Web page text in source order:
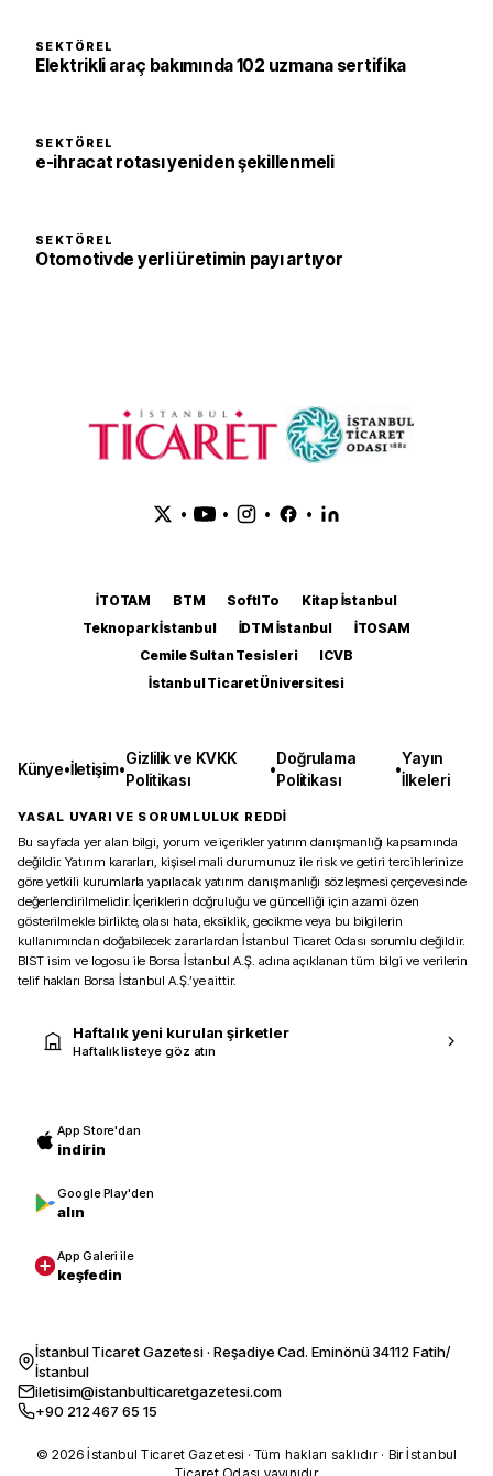
SEKTÖREL
Elektrikli araç bakımında 102 uzmana sertifika
SEKTÖREL
e-ihracat rotası yeniden şekillenmeli
SEKTÖREL
Otomotivde yerli üretimin payı artıyor
• • • •
İTOTAM BTM SoftITo
Kitap İstanbul
Teknopark İstanbul
İDTM İstanbul
İTOSAM
Cemile Sultan Tesisleri
ICVB
İstanbul Ticaret Üniversitesi
Künye•İletişim•
Gizlilik ve KVKK
Politikası
•
Doğrulama
Politikası
•
Yayın
İlkeleri
YASAL UYARI VE SORUMLULUK REDDİ
Bu sayfada yer alan bilgi, yorum ve içerikler yatırım danışmanlığı kapsamında
değildir. Yatırım kararları, kişisel mali durumunuz ile risk ve getiri tercihlerinize
göre yetkili kurumlarla yapılacak yatırım danışmanlığı sözleşmesi çerçevesinde
değerlendirilmelidir. İçeriklerin doğruluğu ve güncelliği için azami özen
gösterilmekle birlikte, olası hata, eksiklik, gecikme veya bu bilgilerin
kullanımından doğabilecek zararlardan İstanbul Ticaret Odası sorumlu değildir.
BIST isim ve logosu ile Borsa İstanbul A.Ş. adına açıklanan tüm bilgi ve verilerin
telif hakları Borsa İstanbul A.Ş.’ye aittir.
Haftalık yeni kurulan şirketler
Haftalık listeye göz atın
App Store'dan
indirin
Google Play'den
alın
App Galeri ile
keşfedin
İstanbul Ticaret Gazetesi · Reşadiye Cad. Eminönü 34112 Fatih/
İstanbul
iletisim@istanbulticaretgazetesi.com
+90 212 467 65 15
© 2026 İstanbul Ticaret Gazetesi · Tüm hakları saklıdır · Bir İstanbul